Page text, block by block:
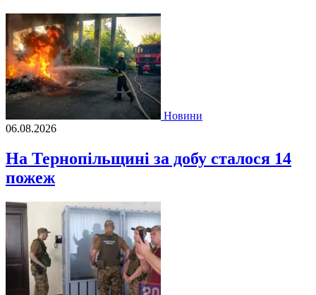
Новини
06.08.2026
На Тернопільщині за добу сталося 14
пожеж